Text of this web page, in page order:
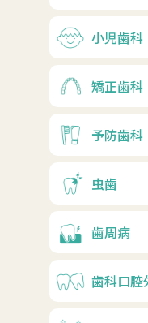
小児歯科
矯正歯科
予防歯科
虫歯
歯周病
歯科口腔